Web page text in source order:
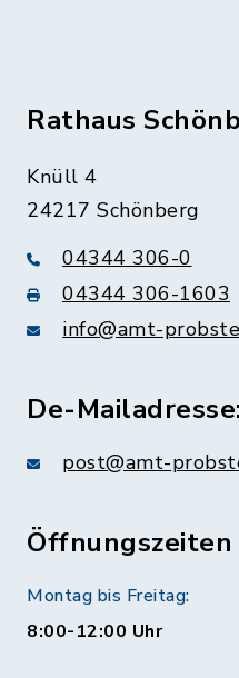
Rathaus
Knüll 4
24217 Schönberg
04344 306-0
04344 306-1603
info@amt-
De-Mailadresse:
post@amt-
Öffnungszeiten
Montag bis Freitag:
8:00-12:00 Uhr